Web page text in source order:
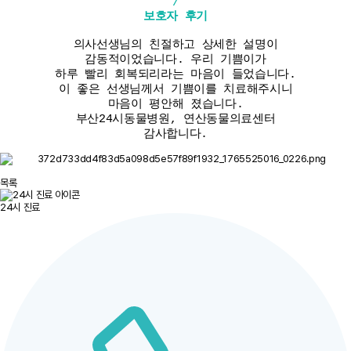
보호자 후기
의사선생님의 친절하고 상세한 설명이
감동적이었습니다. 우리 기쁨이가
하루 빨리 회복되리라는 마음이 들었습니다.
이 좋은 선생님께서 기쁨이를 치료해주시니
마음이 평안해 졌습니다.
부산24시동물병원, 연산동물의료센터
감사합니다.
목록
24시 진료